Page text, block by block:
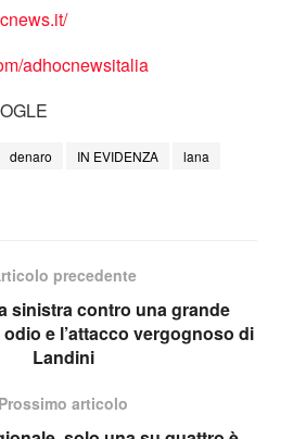
adhocnewsitalia
denaro IN EVIDENZA
lana
precedente
sinistra contro una grande
e l’attacco vergognoso di
Landini
Prossimo articolo